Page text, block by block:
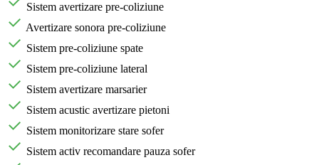
Sistem avertizare pre-coliziune
Avertizare sonora pre-coliziune
Sistem pre-coliziune spate
Sistem pre-coliziune lateral
Sistem avertizare marsarier
Sistem acustic avertizare pietoni
Sistem monitorizare stare sofer
Sistem activ recomandare pauza sofer